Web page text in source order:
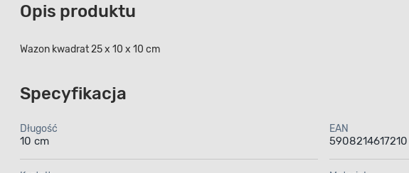
Opis produktu
Wazon kwadrat 25 x 10 x 10 cm
Specyfikacja
Długość
10 cm
EAN
5908214617210